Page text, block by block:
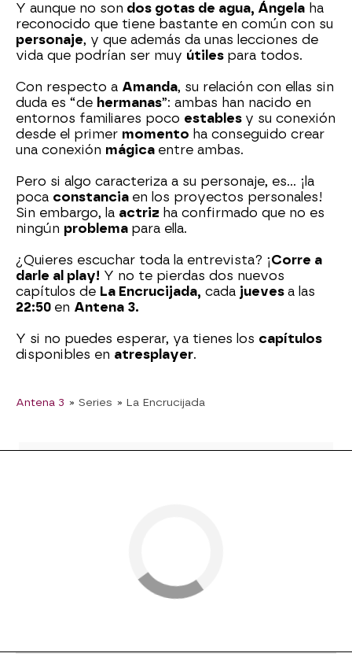
Y aunque no son dos gotas de agua, Ángela ha
reconocido que tiene bastante en común con su
personaje, y que además da unas lecciones de
vida que podrían ser muy útiles para todos.
Con respecto a Amanda, su relación con ellas sin
duda es “de hermanas”: ambas han nacido en
entornos familiares poco estables y su conexión
desde el primer momento ha conseguido crear
una conexión mágica entre ambas.
Pero si algo caracteriza a su personaje, es… ¡la
poca constancia en los proyectos personales!
Sin embargo, la actriz ha confirmado que no es
ningún problema para ella.
¿Quieres escuchar toda la entrevista? ¡Corre a
darle al play! Y no te pierdas dos nuevos
capítulos de La Encrucijada, cada jueves a las
22:50 en Antena 3.
Y si no puedes esperar, ya tienes los capítulos
disponibles en atresplayer.
Antena 3 » Series » La Encrucijada